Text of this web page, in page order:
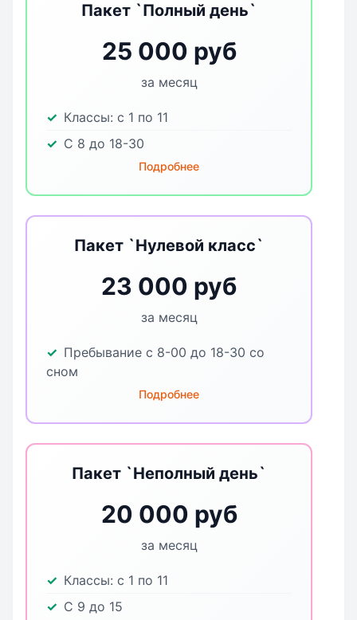
Пакет `Полный день`
25 000 руб
за месяц
Классы: с 1 по 11
С 8 до 18-30
Подробнее
Пакет `Нулевой класс`
23 000 руб
за месяц
Пребывание с 8-00 до 18-30 со
сном
Подробнее
Пакет `Неполный день`
20 000 руб
за месяц
Классы: с 1 по 11
С 9 до 15